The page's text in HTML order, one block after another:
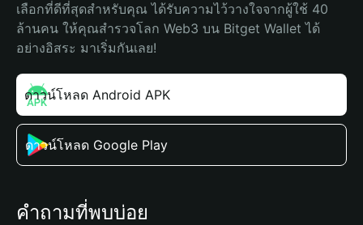
เลือกที่ดีที่สุดสำหรับคุณ ได้รับความไว้วางใจจากผู้ใช้ 40
ล้านคน ให้คุณสำรวจโลก Web3 บน Bitget Wallet ได้
อย่างอิสระ มาเริ่มกันเลย!
ดาวน์โหลด Android APK
ดาวน์โหลด Google Play
คำถามที่พบบ่อย